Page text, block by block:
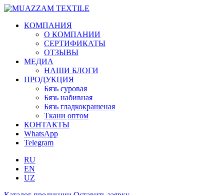
КОМПАНИЯ
О КОМПАНИИ
СЕРТИФИКАТЫ
ОТЗЫВЫ
МЕДИА
НАШИ БЛОГИ
ПРОДУКЦИЯ
Бязь суровая
Бязь набивная
Бязь гладкокрашеная
Ткани оптом
КОНТАКТЫ
WhatsApp
Telegram
RU
EN
UZ